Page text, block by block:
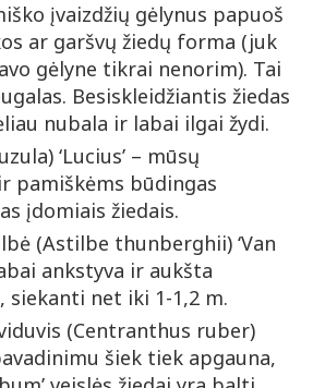
įvaizdžių gėlynus papuoš
ar garšvų žiedų forma (juk
gėlyne tikrai nenorim). Tai
Besiskleidžiantis žiedas
nubala ir labai ilgai žydi.
‘Lucius’ – mūsų
pamiškėms būdingas
įdomiais žiedais.
(Astilbe thunberghii) ‘Van
ankstyva ir aukšta
siekanti net iki 1-1,2 m.
(Centranthus ruber)
šiek tiek apgauna,